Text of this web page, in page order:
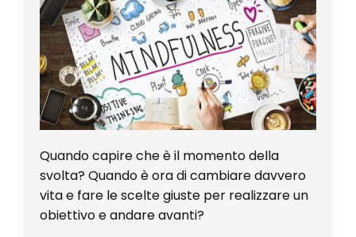
Quando capire che è il momento della
svolta? Quando è ora di cambiare davvero
vita e fare le scelte giuste per realizzare un
obiettivo e andare avanti?